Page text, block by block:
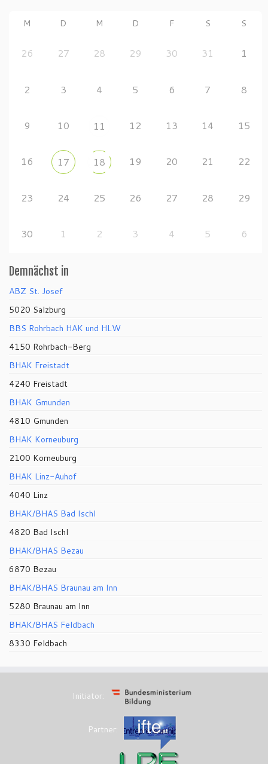
M D M D F S S
26 27 28 29 30 31 1
2 3 4 5 6 7 8
9 10 11 12 13 14 15
16 17 18 19 20 21 22
23 24 25 26 27 28 29
30 1 2 3 4 5 6
Demnächst in
ABZ St. Josef
5020 Salzburg
BBS Rohrbach HAK und HLW
4150 Rohrbach-Berg
BHAK Freistadt
4240 Freistadt
BHAK Gmunden
4810 Gmunden
BHAK Korneuburg
2100 Korneuburg
BHAK Linz-Auhof
4040 Linz
BHAK/BHAS Bad Ischl
4820 Bad Ischl
BHAK/BHAS Bezau
6870 Bezau
BHAK/BHAS Braunau am Inn
5280 Braunau am Inn
BHAK/BHAS Feldbach
8330 Feldbach
Initiator:
Partner: